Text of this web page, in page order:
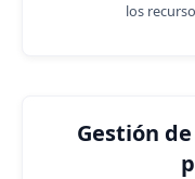
los
Gestión